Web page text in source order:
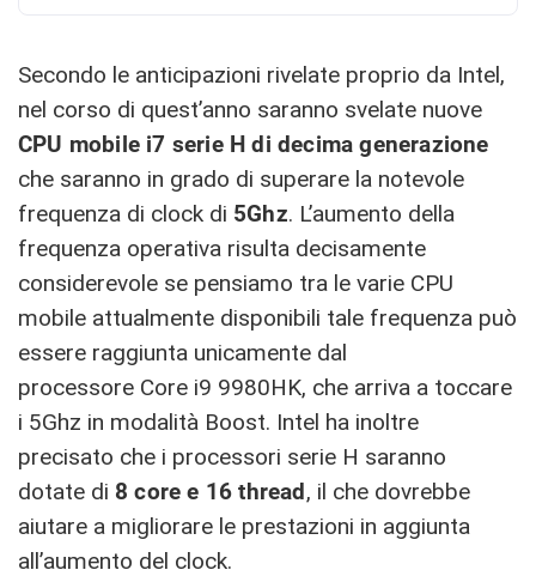
Secondo le anticipazioni rivelate proprio da Intel,
nel corso di quest’anno saranno svelate nuove
CPU mobile i7 serie H di decima generazione
che saranno in grado di superare la notevole
frequenza di clock di 5Ghz. L’aumento della
frequenza operativa risulta decisamente
considerevole se pensiamo tra le varie CPU
mobile attualmente disponibili tale frequenza può
essere raggiunta unicamente dal
processore Core i9 9980HK, che arriva a toccare
i 5Ghz in modalità Boost. Intel ha inoltre
precisato che i processori serie H saranno
dotate di 8 core e 16 thread, il che dovrebbe
aiutare a migliorare le prestazioni in aggiunta
all’aumento del clock.